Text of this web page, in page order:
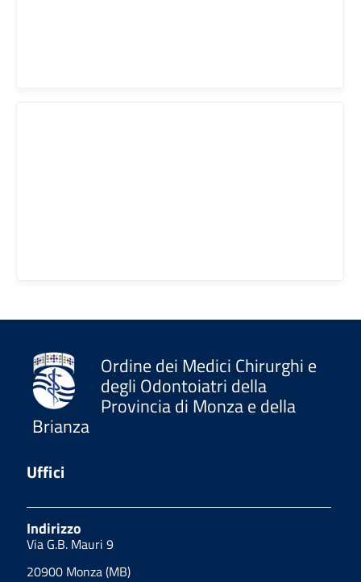
Ordine dei Medici Chirurghi e
degli Odontoiatri della
Provincia di Monza e della
Brianza
Uffici
Indirizzo
Via G.B. Mauri 9
20900 Monza (MB)